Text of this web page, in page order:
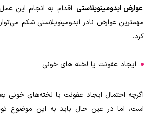
عوارض ابدومینوپلاستی اقدام به انجام این
مهمترین عوارض نادر ابدومینوپلاستی شکم
کرد.
ایجاد عفونت یا لخته‌ های خونی
اگرچه احتمال ایجاد عفونت یا لخته‌های خونی
است، اما در عین حال باید به این موضوع